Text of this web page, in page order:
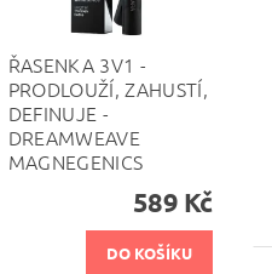
ŘASENKA 3V1 -
PRODLOUŽÍ, ZAHUSTÍ,
DEFINUJE -
DREAMWEAVE
MAGNEGENICS
589 Kč